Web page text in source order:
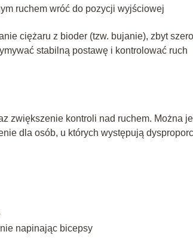
ruchem wróć do pozycji wyjściowej
ciężaru z bioder (tzw. bujanie), zbyt
stabilną postawę i kontrolować ruch
zwiększenie kontroli nad ruchem. Można je
dla osób, u których występują
napinając bicepsy